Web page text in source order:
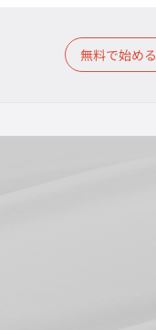
無料で始める